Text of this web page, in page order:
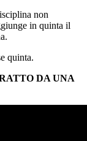
non
in quinta il
quinta.
DA UNA